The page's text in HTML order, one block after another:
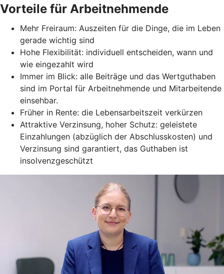
Vorteile für Arbeitnehmende
Mehr Freiraum: Auszeiten für die Dinge, die im Leben
gerade wichtig sind
Hohe Flexibilität: individuell entscheiden, wann und
wie eingezahlt wird
Immer im Blick: alle Beiträge und das Wertguthaben
sind im Portal für Arbeitnehmende und Mitarbeitende
einsehbar.
Früher in Rente: die Lebensarbeitszeit verkürzen
Attraktive Verzinsung, hoher Schutz: geleistete
Einzahlungen (abzüglich der Abschlusskosten) und
Verzinsung sind garantiert, das Guthaben ist
insolvenzgeschützt